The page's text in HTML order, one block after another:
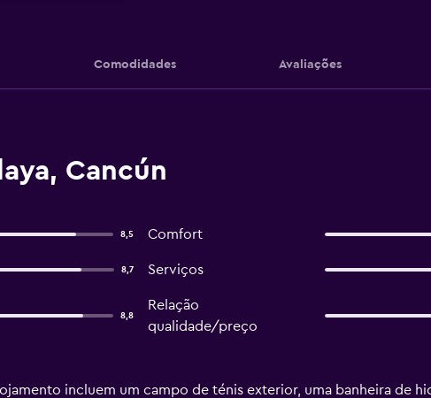
Comodidades Avaliações
Cancún
8,5 Comfort
8,7 Serviços
8,8
Relação
qualidade/preço
incluem um campo de ténis exterior, uma banheira de